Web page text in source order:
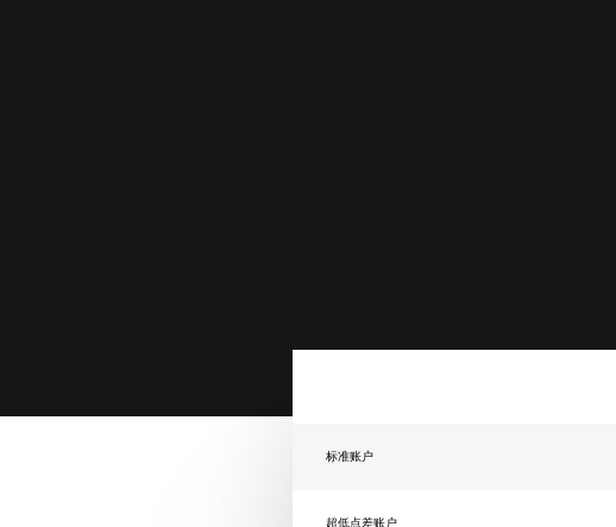
标准账户
超低点差账户